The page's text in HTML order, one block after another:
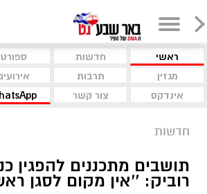
ראשי חדשות ספורט
מגזין
תרבות
אינדקס
צור קשר
חדשות
תושבים מתכננים להפגין
רוביק: ''אין מקום לסגן